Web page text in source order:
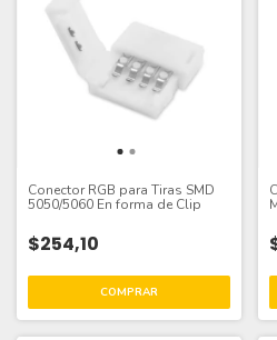
Conector RGB para Tiras SMD
5050/5060 En forma de Clip
$254,10